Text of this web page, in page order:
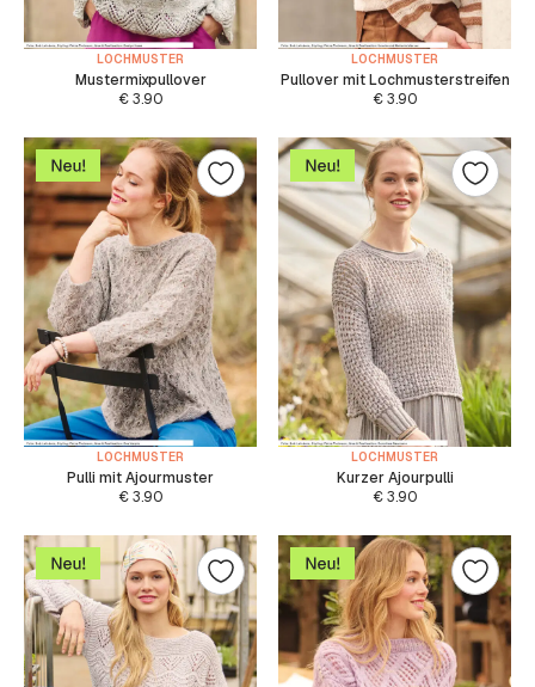
LOCHMUSTER
Mustermixpullover
€3.90
LOCHMUSTER
Pullover mit Lochmusterstreifen
€3.90
LOCHMUSTER
Pulli mit Ajourmuster
€3.90
LOCHMUSTER
Kurzer Ajourpulli
€3.90